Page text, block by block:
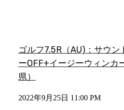
ゴルフ7.5R（AU)：サウン
ーOFF+イージーウィンカ
県）
2022年9月25日 11:00 PM